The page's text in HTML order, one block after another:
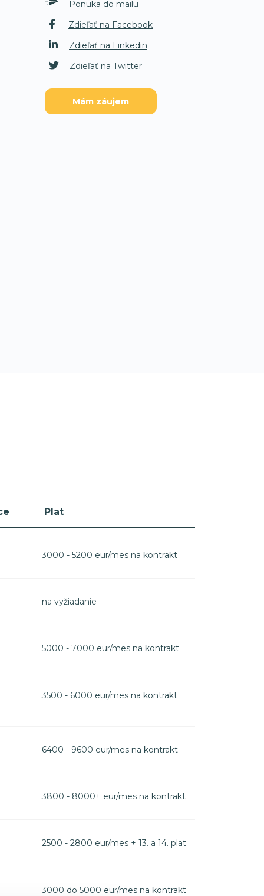
Ponuka do mailu
Zdieľať na Facebook
Zdieľať na Linkedin
Zdieľať na Twitter
Mám záujem
Plat
3000 - 5200 eur/mes na kontrakt
na vyžiadanie
5000 - 7000 eur/mes na kontrakt
3500 - 6000 eur/mes na kontrakt
6400 - 9600 eur/mes na kontrakt
3800 - 8000+ eur/mes na kontrakt
2500 - 2800 eur/mes + 13. a 14. plat
3000 do 5000 eur/mes na kontrakt